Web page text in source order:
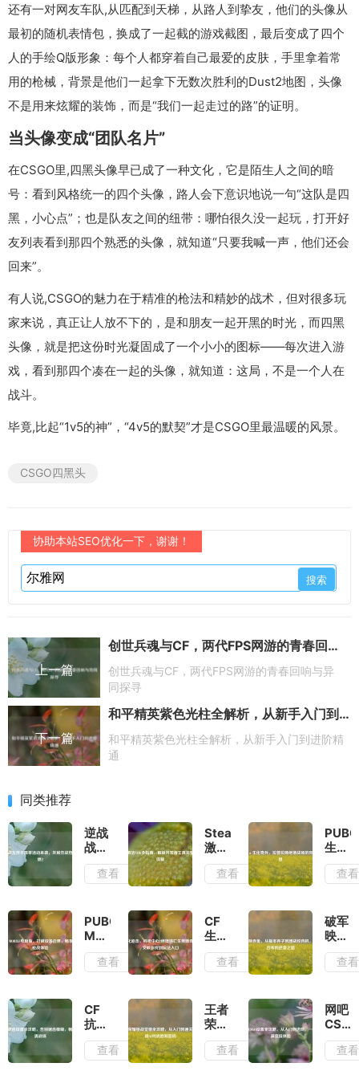
还有一对网友车队,从匹配到天梯，从路人到挚友，他们的头像从
最初的随机表情包，换成了一起截的游戏截图，最后变成了四个
人的手绘Q版形象：每个人都穿着自己最爱的皮肤，手里拿着常
用的枪械，背景是他们一起拿下无数次胜利的Dust2地图，头像
不是用来炫耀的装饰，而是“我们一起走过的路”的证明。
当头像变成“团队名片”
在CSGO里,四黑头像早已成了一种文化，它是陌生人之间的暗
号：看到风格统一的四个头像，路人会下意识地说一句“这队是四
黑，小心点”；也是队友之间的纽带：哪怕很久没一起玩，打开好
友列表看到那四个熟悉的头像，就知道“只要我喊一声，他们还会
回来”。
有人说,CSGO的魅力在于精准的枪法和精妙的战术，但对很多玩
家来说，真正让人放不下的，是和朋友一起开黑的时光，而四黑
头像，就是把这份时光凝固成了一个小小的图标——每次进入游
戏，看到那四个凑在一起的头像，就知道：这局，不是一个人在
战斗。
毕竟,比起“1v5的神”，“4v5的默契”才是CSGO里最温暖的风景。
CSGO四黑头
协助本站SEO优化一下，谢谢！
上一篇
创世兵魂与CF，两代FPS网游的青春回响与异同探寻
创世兵魂与CF，两代FPS网游的青春回响与异
同探寻
下一篇
和平精英紫色光柱全解析，从新手入门到进阶精通
和平精英紫色光柱全解析，从新手入门到进阶精
通
同类推荐
逆战
战友
伴不
孤单
袭，
并肩
作战
热血
再
查看
Steam
激活
XDK
全指
开发
者工
整步
骤详
查看
生化
奇
兵，
绝境
战场
化狂
想
查看
PUBG
MOBILE
电脑
版，
边
界，
极致
枪战
查看
CF
生化
追
击，
2绝
境逃
死博
弈，
查看
破军
映赤
兔，
从版
团战
绞肉
赛场
吕布
查看
CF
抗锯
齿设
置全
查看
王者
荣耀
挑战
觉悟
查看
网吧
CSGO
设置
全攻
查看